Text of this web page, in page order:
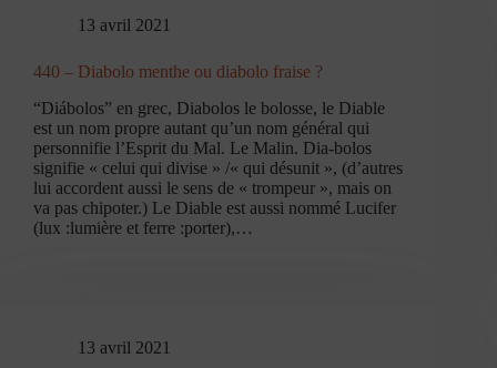
13 avril 2021
440 – Diabolo menthe ou diabolo fraise ?
“Diábolos” en grec, Diabolos le bolosse, le Diable
est un nom propre autant qu’un nom général qui
personnifie l’Esprit du Mal. Le Malin. Dia-bolos
signifie « celui qui divise » /« qui désunit », (d’autres
lui accordent aussi le sens de « trompeur », mais on
va pas chipoter.) Le Diable est aussi nommé Lucifer
(lux :lumière et ferre :porter),…
13 avril 2021